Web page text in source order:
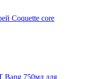
Coquette core